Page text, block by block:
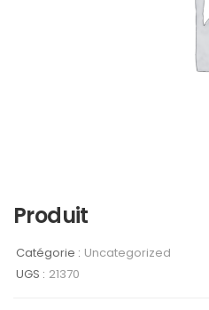
Produit
Catégorie : Uncategorized
UGS : 21370